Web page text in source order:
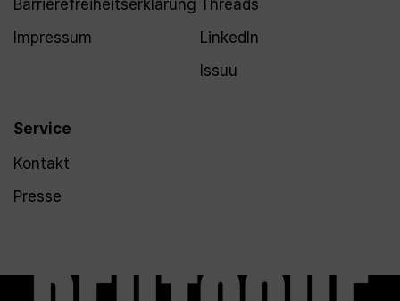
Barrierefreiheitserklärung
Impressum
Service
Kontakt
Presse
Threads
LinkedIn
Issuu